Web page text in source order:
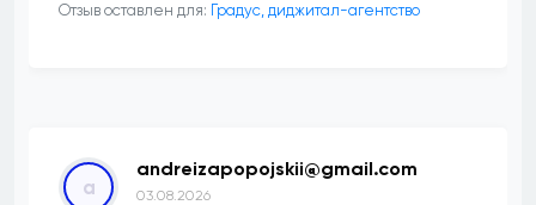
Отзыв оставлен для: ​Градус, диджитал-агентство
a
andreizapopojskii@gmail.com
03.08.2026